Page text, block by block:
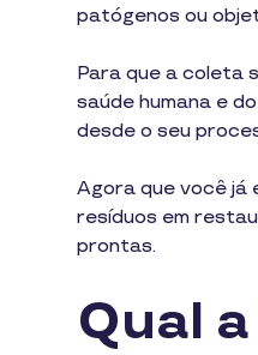
patógenos ou
Para que a coleta
saúde humana e
desde o seu
Agora que você já
resíduos em
prontas.
Qual